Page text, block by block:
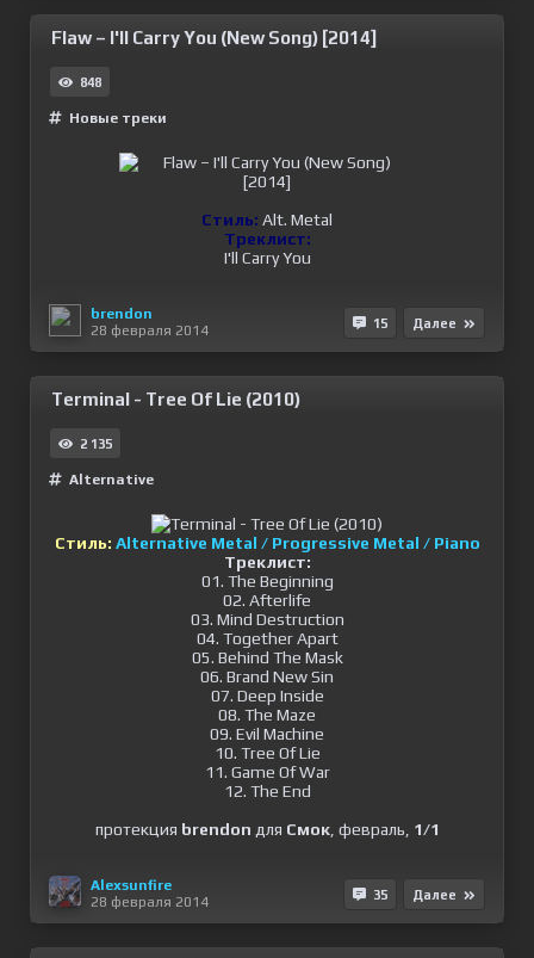
Flaw – I'll Carry You (New Song) [2014]
848
Новые треки
Стиль: Alt. Metal
Треклист:
I'll Carry You
brendon
28 февраля 2014
15 Далее
Terminal - Tree Of Lie (2010)
2 135
Alternative
Стиль: Alternative Metal / Progressive Metal / Piano
Треклист:
01. The Beginning
02. Afterlife
03. Mind Destruction
04. Together Apart
05. Behind The Mask
06. Brand New Sin
07. Deep Inside
08. The Maze
09. Evil Machine
10. Tree Of Lie
11. Game Of War
12. The End
протекция brendon для Смок, февраль, 1/1
Alexsunfire
28 февраля 2014
35 Далее